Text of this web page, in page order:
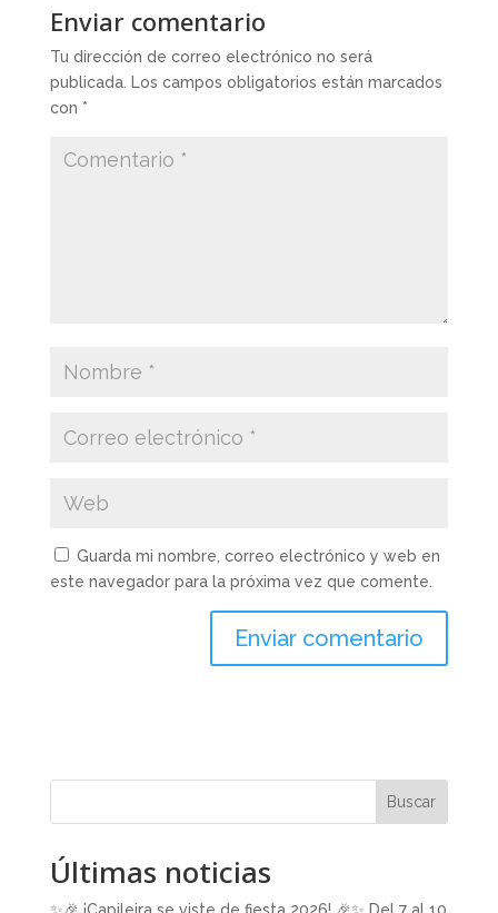
Enviar comentario
Tu dirección de correo electrónico no será
publicada. Los campos obligatorios están marcados
con *
Guarda mi nombre, correo electrónico y web en
este navegador para la próxima vez que comente.
Buscar
Últimas noticias